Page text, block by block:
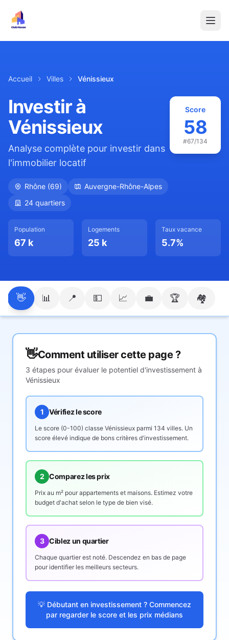
Accueil Villes Vénissieux
Investir à
Vénissieux
Analyse complète pour investir dans
l'immobilier locatif
Score
58
#67/134
Rhône (69)
Auvergne-Rhône-Alpes
24 quartiers
Population
67 k
Logements
25 k
Taux vacance
5.7%
👋 📊 📍 💵 📈 💼 🏆 🏘️
👋Comment utiliser cette page ?
3 étapes pour évaluer le potentiel d'investissement à
Vénissieux
1 Vérifiez le score
Le score (0-100) classe Vénissieux parmi 134 villes. Un
score élevé indique de bons critères d'investissement.
2 Comparez les prix
Prix au m² pour appartements et maisons. Estimez votre
budget d'achat selon le type de bien visé.
3 Ciblez un quartier
Chaque quartier est noté. Descendez en bas de page
pour identifier les meilleurs secteurs.
💡 Débutant en investissement ? Commencez
par regarder le score et les prix médians